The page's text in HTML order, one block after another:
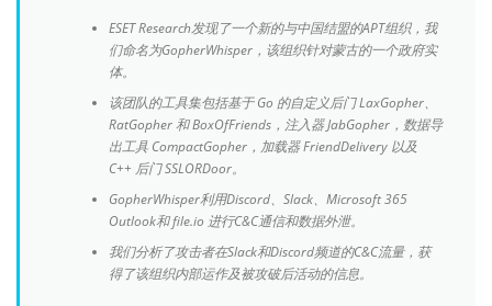
ESET Research发现了一个新的与中国结盟的APT组织，我
们命名为GopherWhisper，该组织针对蒙古的一个政府实
体。
该团队的工具集包括基于 Go 的自定义后门 LaxGopher、
RatGopher 和 BoxOfFriends，注入器 JabGopher，数据导
出工具 CompactGopher，加载器 FriendDelivery 以及
C++ 后门 SSLORDoor。
GopherWhisper利用Discord、Slack、Microsoft 365
Outlook和 file.io 进行C&C通信和数据外泄。
我们分析了攻击者在Slack和Discord频道的C&C流量，获
得了该组织内部运作及被攻破后活动的信息。